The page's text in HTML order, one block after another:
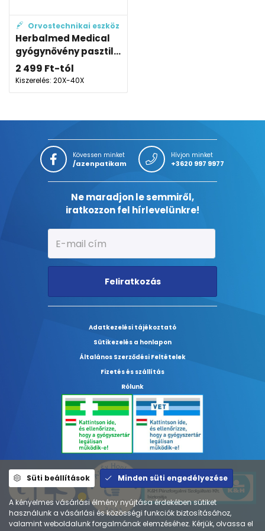
Orvostechnikai eszköz
Herbalmed Medical
gyógynövény pasztil...
2 499 Ft-tól
Kiszerelés: 20X-40X
Kövessen minket
/azenpatikam
Hívjon minket
+3620 997 9977
Ne maradjon le semmiről,
iratkozzon fel hírlevelünkre!
Feliratkozás
Adatkezelési tájékoztató
Sütikezelés a honlapon
Általános Szerződési Feltételek
Fizetés és szállítás
Rólunk
Süti beállítások Minden süti engedélyezése
A kényelmes vásárlási élmény nyújtása érdekében sütiket
használunk a vásárlási és közösségi funkciók biztosításához,
valamint weboldalunk forgalmának elemzéséhez. Kérjük, olvassa el